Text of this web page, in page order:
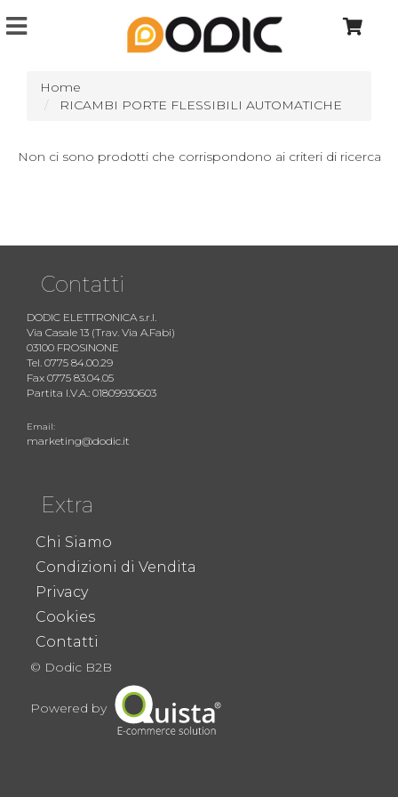
Home
RICAMBI PORTE FLESSIBILI AUTOMATICHE
Non ci sono prodotti che corrispondono ai criteri di ricerca
Contatti
DODIC ELETTRONICA s.r.l.
Via Casale 13 (Trav. Via A.Fabi)
03100 FROSINONE
Tel. 0775 84.00.29
Fax 0775 83.04.05
Partita I.V.A.: 01809930603
Email:
marketing@dodic.it
Extra
Chi Siamo
Condizioni di Vendita
Privacy
Cookies
Contatti
© Dodic B2B
Powered by